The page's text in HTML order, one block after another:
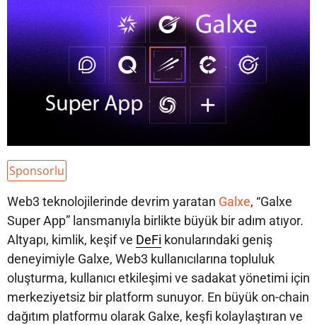
Sponsorlu
Web3 teknolojilerinde devrim yaratan Galxe, “Galxe
Super App” lansmanıyla birlikte büyük bir adım atıyor.
Altyapı, kimlik, keşif ve DeFi konularındaki geniş
deneyimiyle Galxe, Web3 kullanıcılarına topluluk
oluşturma, kullanıcı etkileşimi ve sadakat yönetimi için
merkeziyetsiz bir platform sunuyor. En büyük on-chain
dağıtım platformu olarak Galxe, keşfi kolaylaştıran ve